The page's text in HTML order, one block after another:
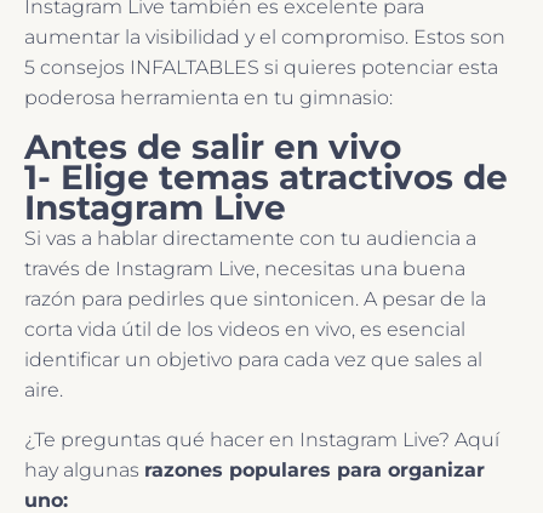
Instagram Live también es excelente para
aumentar la visibilidad y el compromiso. Estos son
5 consejos INFALTABLES si quieres potenciar esta
poderosa herramienta en tu gimnasio:
Antes de salir en vivo
1- Elige temas atractivos de
Instagram Live
Si vas a hablar directamente con tu audiencia a
través de Instagram Live, necesitas una buena
razón para pedirles que sintonicen. A pesar de la
corta vida útil de los videos en vivo, es esencial
identificar un objetivo para cada vez que sales al
aire.
¿Te preguntas qué hacer en Instagram Live? Aquí
hay algunas razones populares para organizar
uno: